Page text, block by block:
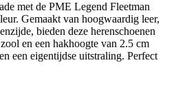
met de PME Legend Fleetman
Gemaakt van hoogwaardig leer,
bieden deze herenschoenen
en een hakhoogte van 2.5 cm
een eigentijdse uitstraling. Perfect